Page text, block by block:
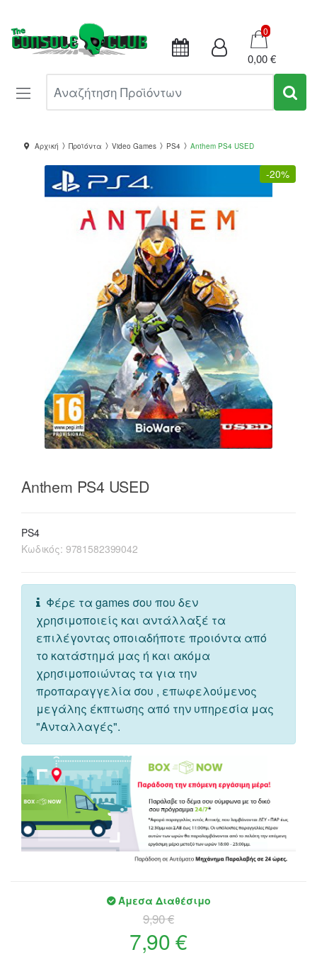
Καλάθι
0
0,00 €
Αρχική Προϊόντα Video Games PS4 Anthem PS4 USED
-20%
Anthem PS4 USED
PS4
Κωδικός: 9781582399042
Φέρε τα games σου που δεν
χρησιμοποιείς και αντάλλαξέ τα
επιλέγοντας οποιαδήποτε προιόντα από
το κατάστημά μας ή και ακόμα
χρησιμοποιώντας τα για την
προπαραγγελία σου , επωφελούμενος
μεγάλης έκπτωσης από την υπηρεσία μας
"Ανταλλαγές".
Άμεσα Διαθέσιμο
9,90 €
7,90 €